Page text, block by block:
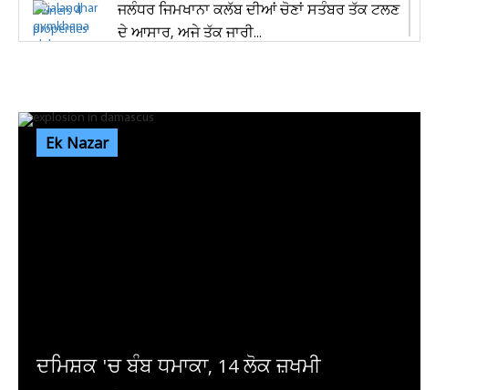
ਜਲੰਧਰ ਜਿਮਖਾਨਾ ਕਲੱਬ ਦੀਆਂ ਚੋਣਾਂ ਸਤੰਬਰ ਤੱਕ ਟਲਣ
ਦੇ ਆਸਾਰ, ਅਜੇ ਤੱਕ ਜਾਰੀ...
Ek Nazar
ਮੌਤ ਤੇ ਕਈ ਜ਼ਖਮੀ